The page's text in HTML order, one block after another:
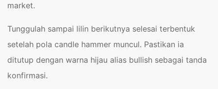
market.
Tunggulah sampai lilin berikutnya selesai terbentuk
setelah pola candle hammer muncul. Pastikan ia
ditutup dengan warna hijau alias bullish sebagai tanda
konfirmasi.